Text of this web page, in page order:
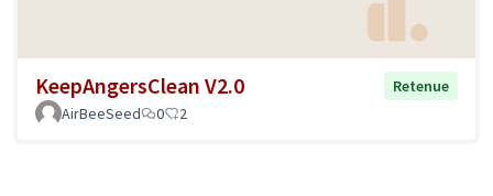
KeepAngersClean V2.0
Retenue
AirBeeSeed
0 2